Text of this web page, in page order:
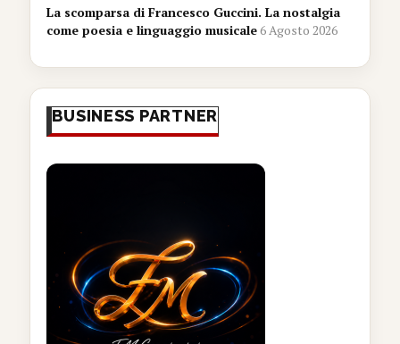
La scomparsa di Francesco Guccini. La nostalgia
come poesia e linguaggio musicale6 Agosto 2026
BUSINESS PARTNER